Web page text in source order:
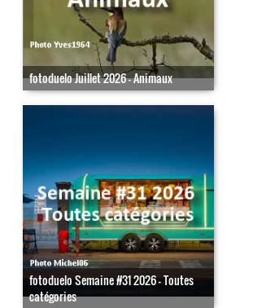
fotoduelo Juillet 2026 - Animaux
fotoduelo Semaine #31 2026 - Toutes
catégories